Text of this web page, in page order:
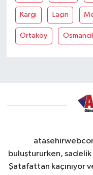
Kargi Laçin
Ortaköy
buluştururken,
Şatafattan kaçınıyor